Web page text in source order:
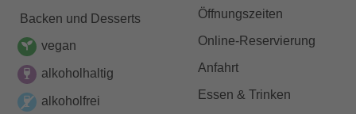
Backen und Desserts
vegan
alkoholhaltig
alkoholfrei
Öffnungszeiten
Online-Reservierung
Anfahrt
Essen & Trinken